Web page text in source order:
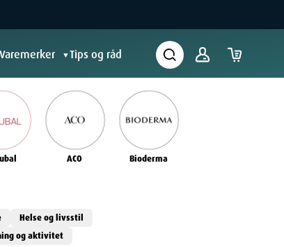
Varemerker ▼Tips og råd
ACO Bioderma
Helse og livsstil
og aktivitet